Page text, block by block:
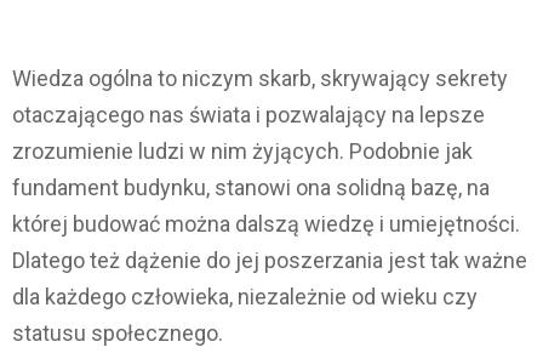
Wiedza ogólna to niczym skarb, skrywający sekrety
otaczającego nas świata i pozwalający na lepsze
zrozumienie ludzi w nim żyjących. Podobnie jak
fundament budynku, stanowi ona solidną bazę, na
której budować można dalszą wiedzę i umiejętności.
Dlatego też dążenie do jej poszerzania jest tak ważne
dla każdego człowieka, niezależnie od wieku czy
statusu społecznego.